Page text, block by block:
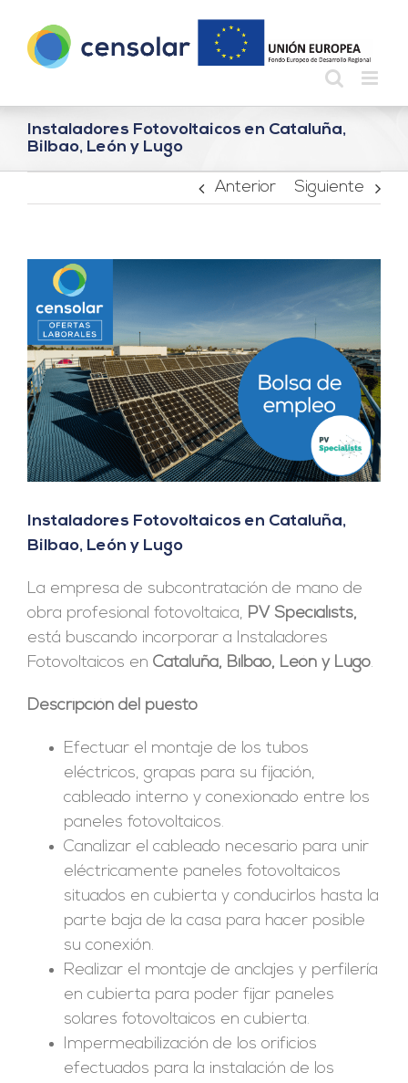
contenido
Instaladores Fotovoltaicos en Cataluña,
Bilbao, León y Lugo
Anterior Siguiente
imagen
más
grande
Instaladores Fotovoltaicos en Cataluña,
Bilbao, León y Lugo
La empresa de subcontratación de mano de
obra profesional fotovoltaica, PV Specialists,
está buscando incorporar a Instaladores
Fotovoltaicos en Cataluña, Bilbao, León y Lugo.
Descripción del puesto
Efectuar el montaje de los tubos
eléctricos, grapas para su fijación,
cableado interno y conexionado entre los
paneles fotovoltaicos.
Canalizar el cableado necesario para unir
eléctricamente paneles fotovoltaicos
situados en cubierta y conducirlos hasta la
parte baja de la casa para hacer posible
su conexión.
Realizar el montaje de anclajes y perfilería
en cubierta para poder fijar paneles
solares fotovoltaicos en cubierta.
Impermeabilización de los orificios
efectuados para la instalación de los